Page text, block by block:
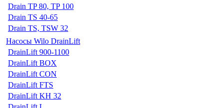
Drain TP 80, TP 100
Drain TS 40-65
Drain TS, TSW 32
Насосы Wilo DrainLift
DrainLift 900-1100
DrainLift BOX
DrainLift CON
DrainLift FTS
DrainLift KH 32